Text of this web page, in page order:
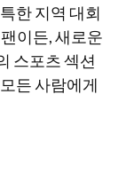
한 지역 대회
이든, 새로운
스포츠 섹션
든 사람에게